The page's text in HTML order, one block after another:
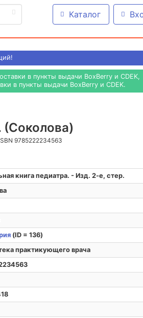
Каталог
в пункты выдачи BoxBerry и CDEK,
в пункты выдачи BoxBerry и CDEK.
(Соколова)
9785222234563
книга педиатра. - Изд. 2-е, стер.
(ID = 136)
практикующего врача